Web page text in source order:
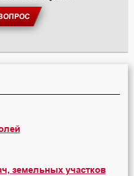
земельных участков